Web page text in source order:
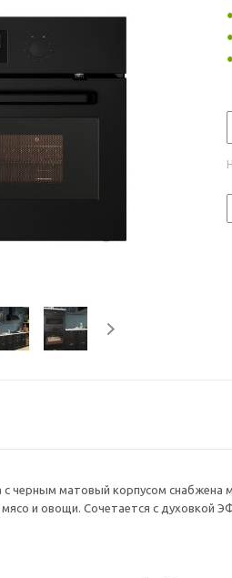
с черным матовый корпусом
и овощи. Сочетается с духовкой